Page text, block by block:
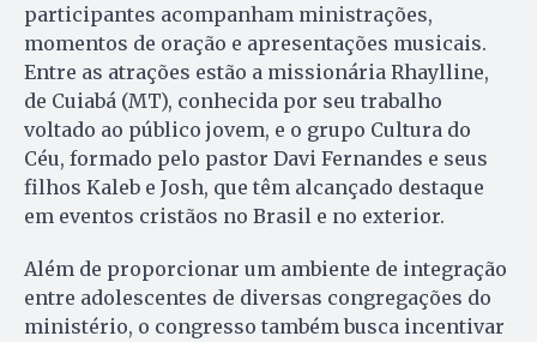
participantes acompanham ministrações,
momentos de oração e apresentações musicais.
Entre as atrações estão a missionária Rhaylline,
de Cuiabá (MT), conhecida por seu trabalho
voltado ao público jovem, e o grupo Cultura do
Céu, formado pelo pastor Davi Fernandes e seus
filhos Kaleb e Josh, que têm alcançado destaque
em eventos cristãos no Brasil e no exterior.
Além de proporcionar um ambiente de integração
entre adolescentes de diversas congregações do
ministério, o congresso também busca incentivar